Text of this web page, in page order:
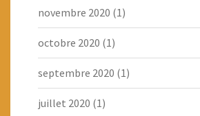
novembre 2020 (1)
octobre 2020 (1)
septembre 2020 (1)
juillet 2020 (1)